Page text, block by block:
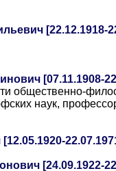
[22.12.1918-
[07.11.1908-
общественно-
наук,
[24.09.1922-